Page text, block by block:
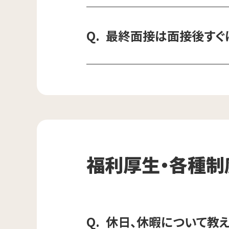
最終面接は面接後す
福利厚生・各種
休日、休暇について教